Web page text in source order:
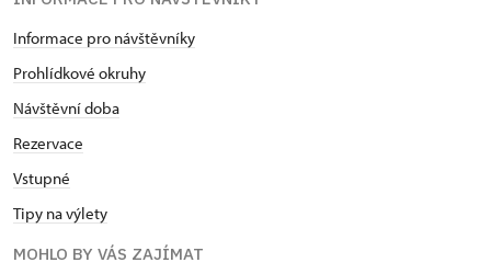
Informace pro návštěvníky
Prohlídkové okruhy
Návštěvní doba
Rezervace
Vstupné
Tipy na výlety
MOHLO BY VÁS ZAJÍMAT